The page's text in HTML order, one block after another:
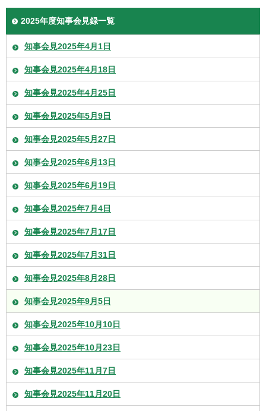
2025年度知事会見録一覧
知事会見2025年4月1日
知事会見2025年4月18日
知事会見2025年4月25日
知事会見2025年5月9日
知事会見2025年5月27日
知事会見2025年6月13日
知事会見2025年6月19日
知事会見2025年7月4日
知事会見2025年7月17日
知事会見2025年7月31日
知事会見2025年8月28日
知事会見2025年9月5日
知事会見2025年10月10日
知事会見2025年10月23日
知事会見2025年11月7日
知事会見2025年11月20日